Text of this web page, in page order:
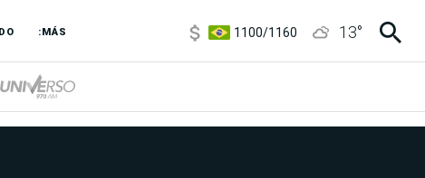
:MÁS
3,8/4
6850/7200
13°